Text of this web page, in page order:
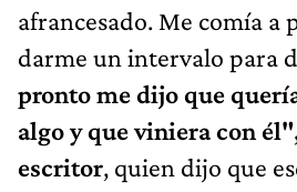
afrancesado. Me comía a
darme un intervalo para
pronto me dijo que
algo y que viniera con
escritor, quien dijo que